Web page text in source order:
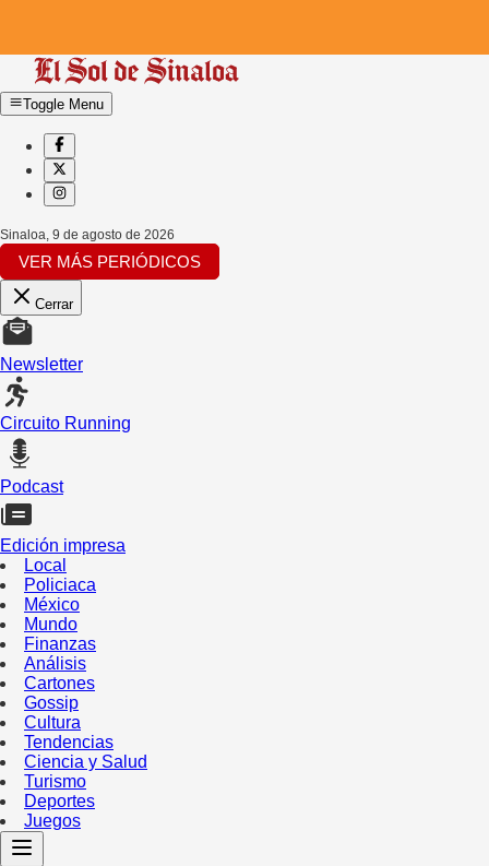
Toggle Menu
Sinaloa, 9 de agosto de 2026
VER MÁS PERIÓDICOS
Cerrar
Newsletter
Circuito Running
Podcast
Edición impresa
Local
Policiaca
México
Mundo
Finanzas
Análisis
Cartones
Gossip
Cultura
Tendencias
Ciencia y Salud
Turismo
Deportes
Juegos